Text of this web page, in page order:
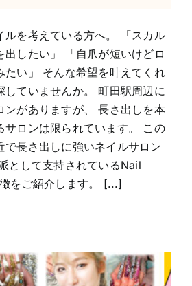
ルを考えている方へ。 「スカル
出したい」 「自爪が短いけどロ
たい」 そんな希望を叶えてくれ
していませんか。 町田駅周辺に
ンがありますが、 長さ出しを本
サロンは限られています。 この
で長さ出しに強いネイルサロン
として支持されているNail
をご紹介します。 [...]